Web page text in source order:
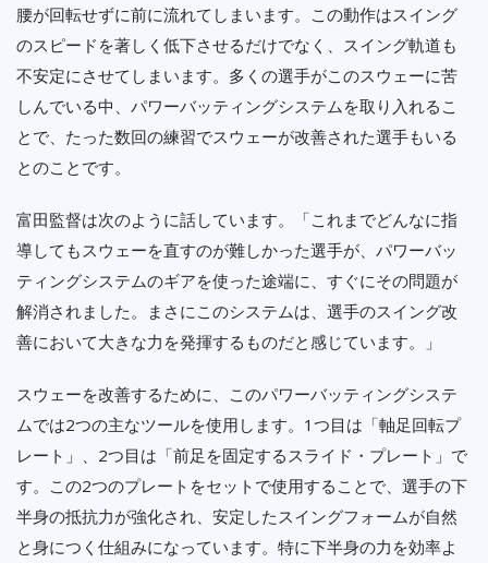
腰が回転せずに前に流れてしまいます。この動作はスイング
のスピードを著しく低下させるだけでなく、スイング軌道も
不安定にさせてしまいます。多くの選手がこのスウェーに苦
しんでいる中、パワーバッティングシステムを取り入れるこ
とで、たった数回の練習でスウェーが改善された選手もいる
とのことです。
富田監督は次のように話しています。「これまでどんなに指
導してもスウェーを直すのが難しかった選手が、パワーバッ
ティングシステムのギアを使った途端に、すぐにその問題が
解消されました。まさにこのシステムは、選手のスイング改
善において大きな力を発揮するものだと感じています。」
スウェーを改善するために、このパワーバッティングシステ
ムでは2つの主なツールを使用します。1つ目は「軸足回転プ
レート」、2つ目は「前足を固定するスライド・プレート」で
す。この2つのプレートをセットで使用することで、選手の下
半身の抵抗力が強化され、安定したスイングフォームが自然
と身につく仕組みになっています。特に下半身の力を効率よ